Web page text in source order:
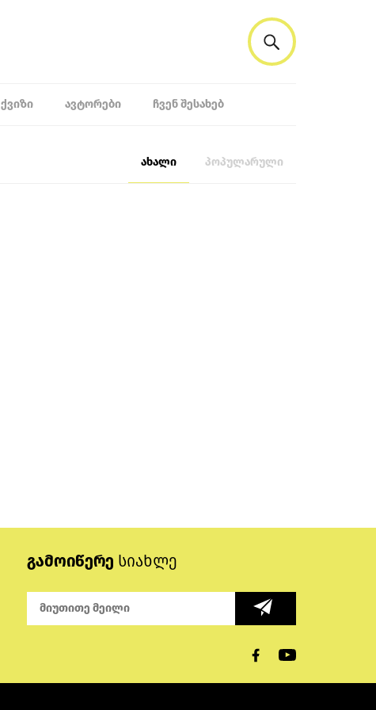
ᲥᲕᲘᲖᲘ ᲐᲕᲢᲝᲠᲔᲑᲘ ᲩᲕᲔᲜ ᲨᲔᲡᲐᲮᲔᲑ
ახალი პოპულარული
გამოიწერე სიახლე